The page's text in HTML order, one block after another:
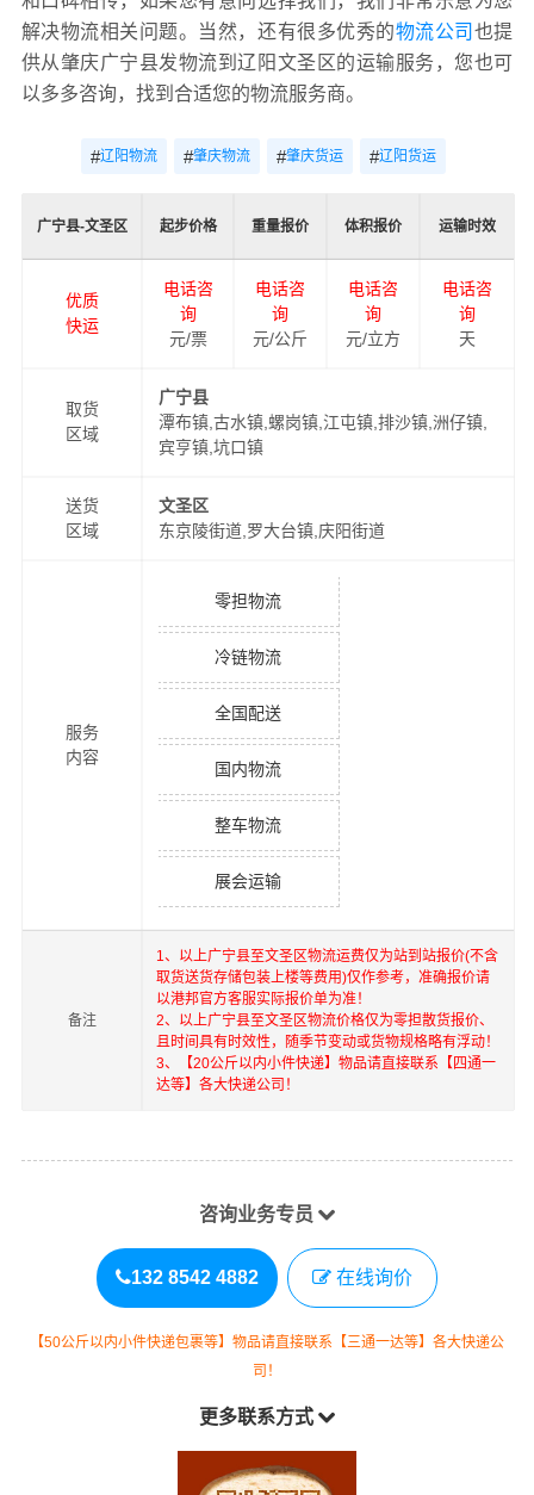
解决物流相关问题。当然，还有很多优秀的物流公司 也提
供从肇庆广宁县发物流到辽阳文圣区的运输服务，您也可
以多多咨询，找到合适您的物流服务商。
#辽阳物流 #肇庆物流 #肇庆货运 #辽阳货运
广宁县-文圣区 起步价格 重量报价 体积报价 运输时效
优质
快运
电话咨
询
元/票
电话咨
询
元/公斤
电话咨
询
元/立方
电话咨
询
天
取货
区域
广宁县
潭布镇,古水镇,螺岗镇,江屯镇,排沙镇,洲仔镇,
宾亨镇,坑口镇
送货
区域
文圣区
东京陵街道,罗大台镇,庆阳街道
服务
内容
零担物流
冷链物流
全国配送
国内物流
整车物流
展会运输
备注
1、以上广宁县至文圣区物流运费仅为站到站报价(不含
取货送货存储包装上楼等费用)仅作参考，准确报价请
以港邦官方客服实际报价单为准！
2、以上广宁县至文圣区物流价格仅为零担散货报价、
且时间具有时效性，随季节变动或货物规格略有浮动！
3、【20公斤以内小件快递】物品请直接联系【四通一
达等】各大快递公司！
咨询业务专员
132 8542 4882 在线询价
【50公斤以内小件快递包裹等】物品请直接联系【三通一达等】各大快递公
司！
更多联系方式